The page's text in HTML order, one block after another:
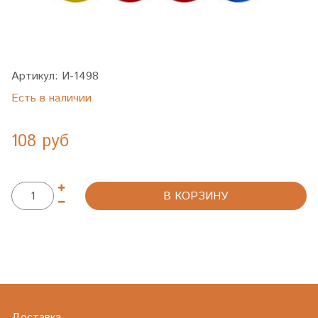
Артикул: И-1498
Есть в наличии
108 руб
В КОРЗИНУ